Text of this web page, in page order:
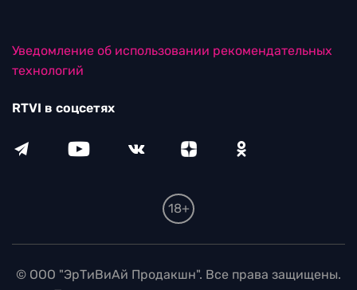
Уведомление об использовании рекомендательных
технологий
RTVI в соцсетях
18+
© ООО "ЭрТиВиАй Продакшн". Все права защищены.